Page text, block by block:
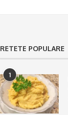
RETETE POPULARE
1